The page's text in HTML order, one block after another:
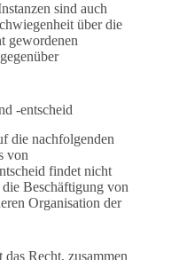
sind auch
über die
gewordenen
-entscheid
die nachfolgenden
von
findet nicht
Beschäftigung von
Organisation der
Recht, zusammen